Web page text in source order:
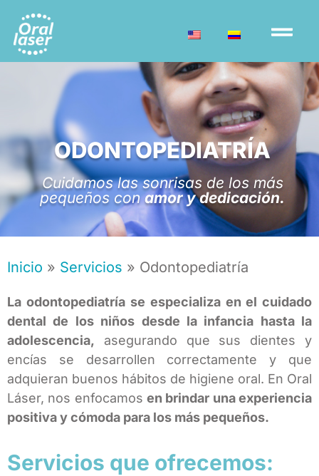
ODONTOPEDIATRÍA
Cuidamos las sonrisas de los más
pequeños conamor y dedicación.
Inicio » Servicios » Odontopediatría
La odontopediatría se especializa en el cuidado
dental de los niños desde la infancia hasta la
adolescencia, asegurando que sus dientes y
encías se desarrollen correctamente y que
adquieran buenos hábitos de higiene oral. En Oral
Láser, nos enfocamos en brindar una experiencia
positiva y cómoda para los más pequeños.
Servicios que ofrecemos: